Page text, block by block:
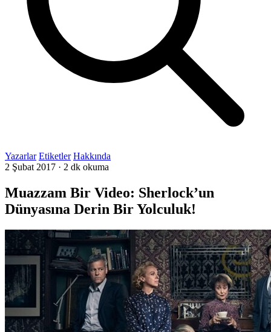
Yazarlar Etiketler Hakkında
2 Şubat 2017 · 2 dk okuma
Muazzam Bir Video: Sherlock’un
Dünyasına Derin Bir Yolculuk!